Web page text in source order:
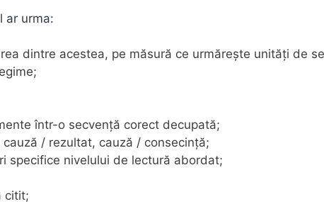
ar urma:
dintre acestea, pe măsură ce urmăreşte unităţi de
într-o secvenţă corect decupată;
/ rezultat, cauză / consecință;
specifice nivelului de lectură abordat;
citit;